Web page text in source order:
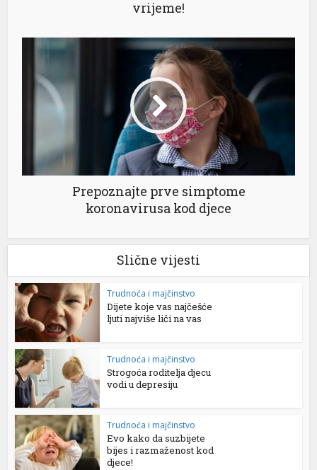
vrijeme!
Prepoznajte prve simptome
koronavirusa kod djece
Slične vijesti
Trudnoća i majčinstvo
Dijete koje vas najčešće
ljuti najviše liči na vas
Trudnoća i majčinstvo
Strogoća roditelja djecu
vodi u depresiju
Trudnoća i majčinstvo
Evo kako da suzbijete
bijes i razmaženost kod
djece!